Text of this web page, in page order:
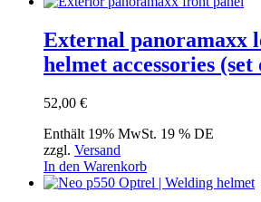
External panoramaxx
helmet accessories (set
52,00 €
Enthält 19% MwSt. 19 % DE
zzgl. Versand
In den Warenkorb